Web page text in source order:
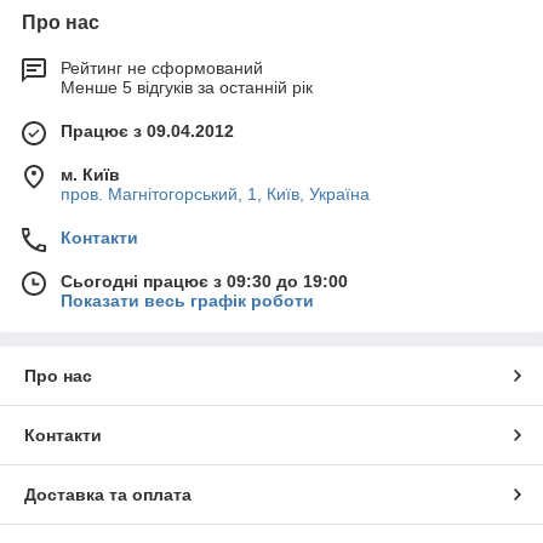
Про нас
Рейтинг не сформований
Менше 5 відгуків за останній рік
Працює з 09.04.2012
м. Київ
пров. Магнітогорський, 1, Київ, Україна
Контакти
Сьогодні працює з 09:30 до 19:00
Показати весь графік роботи
Про нас
Контакти
Доставка та оплата